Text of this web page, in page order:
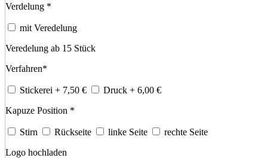
Verdelung *
mit Veredelung
Veredelung ab 15 Stück
Verfahren*
Stickerei + 7,50 € Druck + 6,00 €
Kapuze Position *
Stirn Rückseite linke Seite
rechte Seite
Logo hochladen